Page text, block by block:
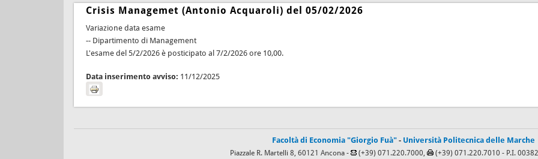
Crisis Managemet (Antonio Acquaroli) del 05/02/2026
Variazione data esame
-- Dipartimento di Management
L'esame del 5/2/2026 è posticipato al 7/2/2026 ore 10,00.
Data inserimento avviso: 11/12/2025
Facoltà di Economia "Giorgio Fuà" - Università Politecnica delle Marche
Piazzale R. Martelli 8, 60121 Ancona - (+39) 071.220.7000, (+39) 071.220.7010 - P.I.